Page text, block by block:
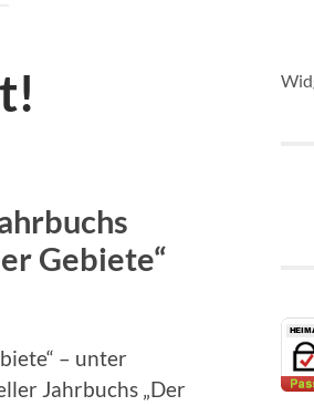
Gebiete“
– unter
Jahrbuchs „Der